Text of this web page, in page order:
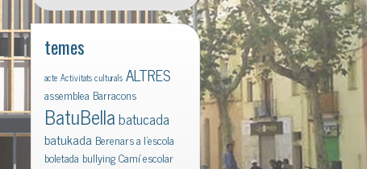
temes
acte Activitats culturals ALTRES
assemblea Barracons
BatuBellabatucada
batukada Berenars a l'escola
boletada bullyingCamí escolar